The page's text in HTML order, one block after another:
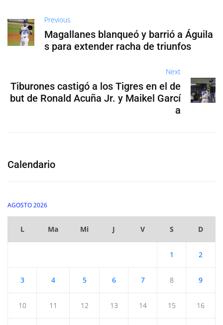
Previous
Magallanes blanqueó y barrió a Águila
s para extender racha de triunfos
Next
Tiburones castigó a los Tigres en el de
but de Ronald Acuña Jr. y Maikel Garcí
a
Calendario
AGOSTO 2026
L Ma Mi J V S D
1 2
3 4 5 6 7 8 9
10 11 12 13 14 15 16